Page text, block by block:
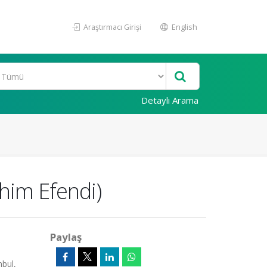
Araştırmacı Girişi English
Detaylı Arama
Efendi)
Paylaş